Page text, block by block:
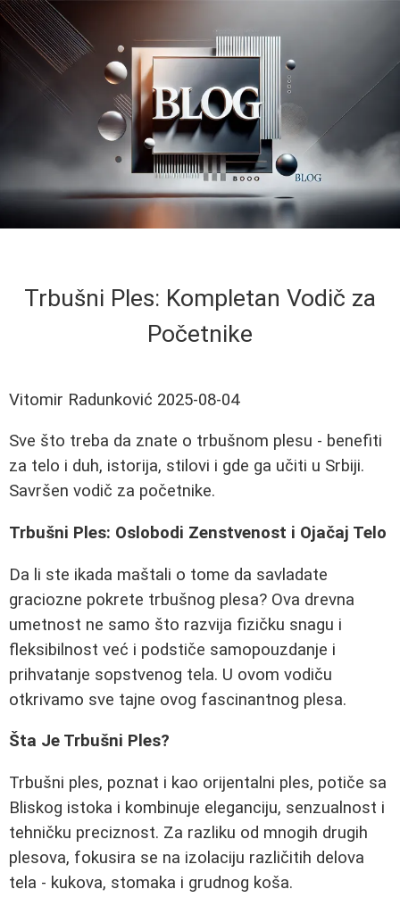
Trbušni Ples: Kompletan Vodič za
Početnike
Vitomir Radunković 2025-08-04
Sve što treba da znate o trbušnom plesu - benefiti
za telo i duh, istorija, stilovi i gde ga učiti u Srbiji.
Savršen vodič za početnike.
Trbušni Ples: Oslobodi Zenstvenost i Ojačaj Telo
Da li ste ikada maštali o tome da savladate
graciozne pokrete trbušnog plesa? Ova drevna
umetnost ne samo što razvija fizičku snagu i
fleksibilnost već i podstiče samopouzdanje i
prihvatanje sopstvenog tela. U ovom vodiču
otkrivamo sve tajne ovog fascinantnog plesa.
Šta Je Trbušni Ples?
Trbušni ples, poznat i kao orijentalni ples, potiče sa
Bliskog istoka i kombinuje eleganciju, senzualnost i
tehničku preciznost. Za razliku od mnogih drugih
plesova, fokusira se na izolaciju različitih delova
tela - kukova, stomaka i grudnog koša.